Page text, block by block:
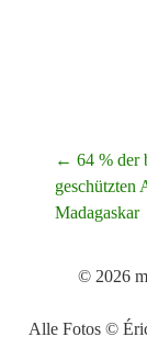
N
a
d
← 64 % der
geschützten
Madagaskar
© 2026
Alle Fotos ©